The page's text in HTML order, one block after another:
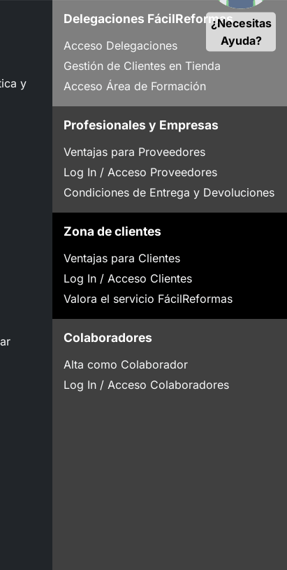
¿Necesitas
Ayuda?
y
Delegaciones FácilReformas
Acceso Delegaciones
Gestión de Clientes en Tienda
Acceso Área de Formación
Profesionales y Empresas
Ventajas para Proveedores
Log In / Acceso Proveedores
Condiciones de Entrega y Devoluciones
Zona de clientes
Ventajas para Clientes
Log In / Acceso Clientes
Valora el servicio FácilReformas
Colaboradores
Alta como Colaborador
Log In / Acceso Colaboradores